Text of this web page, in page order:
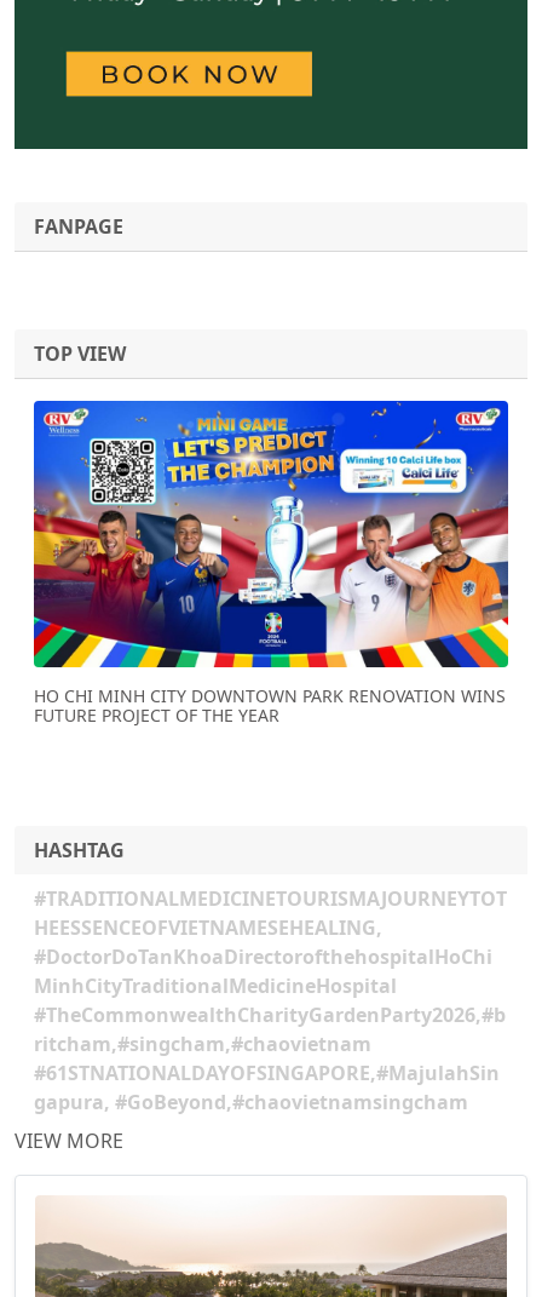
FANPAGE
TOP VIEW
HO CHI MINH CITY DOWNTOWN PARK RENOVATION WINS
FUTURE PROJECT OF THE YEAR
Previous Next
HASHTAG
#TRADITIONALMEDICINETOURISMAJOURNEYTOT
HEESSENCEOFVIETNAMESEHEALING,
#DoctorDoTanKhoaDirectorofthehospitalHoChi
MinhCityTraditionalMedicineHospital
#TheCommonwealthCharityGardenParty2026,#b
ritcham,#singcham,#chaovietnam
#61STNATIONALDAYOFSINGAPORE,#MajulahSin
gapura, #GoBeyond,#chaovietnamsingcham
VIEW MORE